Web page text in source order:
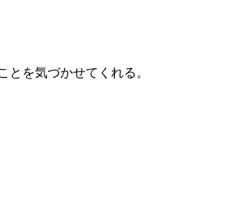
を気づかせてくれる。